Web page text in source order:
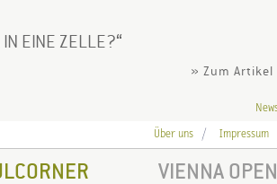
IN EINE ZELLE?
» Zum Artikel
Über uns Impressum
VIENNA